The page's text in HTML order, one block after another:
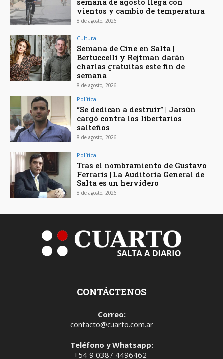
vientos y cambio de temperatura
8 de agosto, 2026
Cultura
Semana de Cine en Salta |
Bertuccelli y Rejtman darán
charlas gratuitas este fin de
semana
8 de agosto, 2026
Política
“Se dedican a destruir” | Jarsún
cargó contra los libertarios
salteños
8 de agosto, 2026
Política
Tras el nombramiento de Gustavo
Ferraris | La Auditoría General de
Salta es un hervidero
8 de agosto, 2026
CONTÁCTENOS
Correo:
contacto@cuarto.com.ar
Teléfono y Whatsapp:
+54 9 0387 4496462